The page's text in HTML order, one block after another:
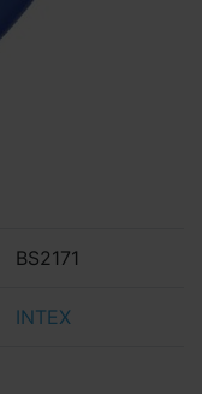
BS2171
INTEX